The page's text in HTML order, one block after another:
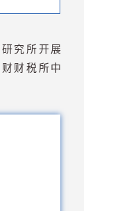
究所开展
财税所中